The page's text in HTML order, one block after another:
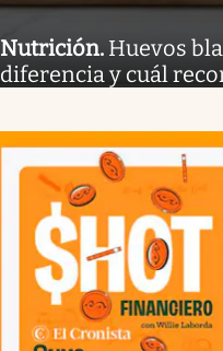
Nutrición. Huevos
diferencia y cuál